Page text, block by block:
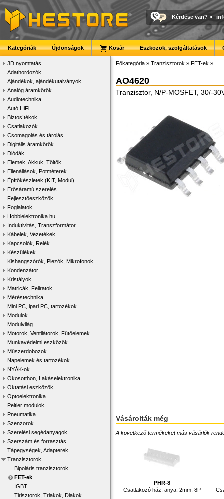
Kérdése van? »
Kategóriák Újdonságok Kosár Eszközök, szolgáltatások
3D nyomtatás
Adathordozók
Ajándékok, ajándékutalványok
Analóg áramkörök
Audiotechnika
Autó HiFi
Biztosítékok
Csatlakozók
Csomagolás és tárolás
Digitális áramkörök
Diódák
Elemek, Akkuk, Töltők
Ellenállások, Potméterek
Építőkészletek (KIT, Modul)
Erősáramú szerelés
Fejlesztőeszközök
Foglalatok
Hobbielektronika.hu
Induktivitás, Transzformátor
Kábelek, Vezetékek
Kapcsolók, Relék
Készülékek
Kishangszórók, Piezók, Mikrofonok
Kondenzátor
Kristályok
Matricák, Feliratok
Méréstechnika
Mini PC, ipari PC, tartozékok
Modulok
Modulvilág
Motorok, Ventilátorok, Fűtőelemek
Munkavédelmi eszközök
Műszerdobozok
Napelemek és tartozékok
NYÁK-ok
Okosotthon, Lakáselektronika
Oktatási eszközök
Optoelektronika
Peltier modulok
Pneumatika
Szenzorok
Szerelési segédanyagok
Szerszám és forrasztás
Tápegységek, Adapterek
Tranzisztorok
Bipoláris tranzisztorok
FET-ek
IGBT
Tirisztorok, Triakok, Diakok
Főkategória » Tranzisztorok » FET-ek »
AO4620
Tranzisztor, N/P-MOSFET, 30/-
Vásárolták még
A következő termékeket más vásárlók
PHR-8
Csatlakozó ház, anya, 2mm, 8P